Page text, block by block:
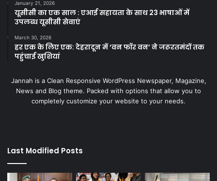
January 21, 2026
यूसीसी का एक साल : एआई सहायता के साथ 23 भाषाओं में
उपलब्ध यूसीसी सेवाएं
March 30, 2026
हर एक के लिए एक: देहरादून में ‘वन फॉर वन’ ने जरूरतमंदों तक
पहुंचाई खुशियां
Jannah is a Clean Responsive WordPress Newspaper, Magazine,
News and Blog theme. Packed with options that allow you to
completely customize your website to your needs.
Last Modified Posts